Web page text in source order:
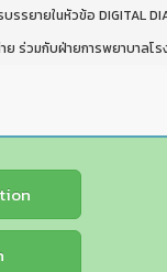
ยในหัวข้อ DIGITAL
ย ร่วมกับฝ่ายการพยาบาลโ